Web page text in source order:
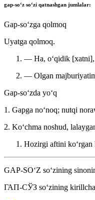
gap-so‘z soʻzi qatnashgan jumlalar:
Gap-soʻzga qolmoq
Uyatga qolmoq.
— Ha, oʻqidik [xatni],
— Olgan
Gap-soʻzda yoʻq
1. Gapga noʻnoq; nutqi
2. Koʻchma noshud,
Hozirgi aftini koʻrgan
GAP-SO‘Z so‘zining
ГАП-СЎЗ so‘zining